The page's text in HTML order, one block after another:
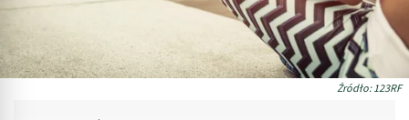
Źródło: 123RF